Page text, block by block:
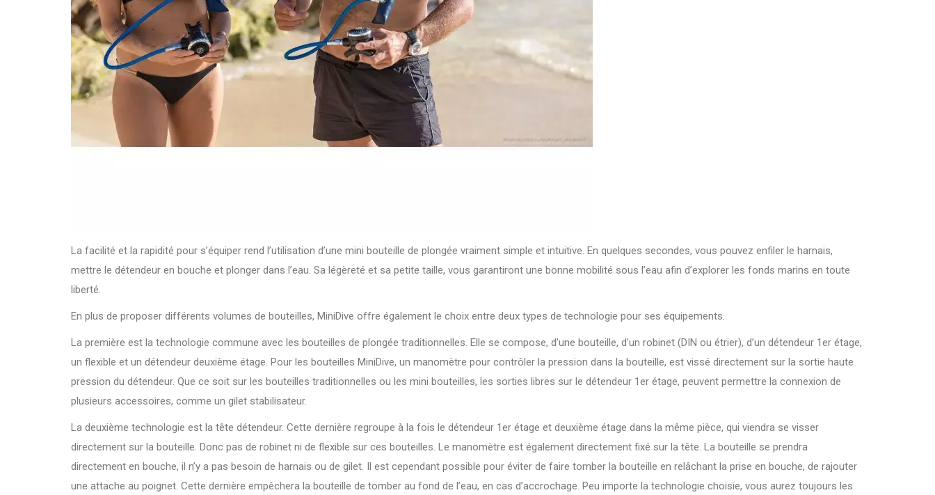
La facilité et la rapidité pour s’équiper rend l’utilisation d’une mini bouteille de plongée vraiment simple et intuitive. En quelques secondes, vous pouvez enfiler le harnais,
mettre le détendeur en bouche et plonger dans l’eau. Sa légèreté et sa petite taille, vous garantiront une bonne mobilité sous l’eau afin d’explorer les fonds marins en toute
liberté.
En plus de proposer différents volumes de bouteilles, MiniDive offre également le choix entre deux types de technologie pour ses équipements.
La première est la technologie commune avec les bouteilles de plongée traditionnelles. Elle se compose, d’une bouteille, d’un robinet (DIN ou étrier), d’un détendeur 1er étage,
un flexible et un détendeur deuxième étage. Pour les bouteilles MiniDive, un manomètre pour contrôler la pression dans la bouteille, est vissé directement sur la sortie haute
pression du détendeur. Que ce soit sur les bouteilles traditionnelles ou les mini bouteilles, les sorties libres sur le détendeur 1er étage, peuvent permettre la connexion de
plusieurs accessoires, comme un gilet stabilisateur.
La deuxième technologie est la tête détendeur. Cette dernière regroupe à la fois le détendeur 1er étage et deuxième étage dans la même pièce, qui viendra se visser
directement sur la bouteille. Donc pas de robinet ni de flexible sur ces bouteilles. Le manomètre est également directement fixé sur la tête. La bouteille se prendra
directement en bouche, il n’y a pas besoin de harnais ou de gilet. Il est cependant possible pour éviter de faire tomber la bouteille en relâchant la prise en bouche, de rajouter
une attache au poignet. Cette dernière empêchera la bouteille de tomber au fond de l’eau, en cas d’accrochage. Peu importe la technologie choisie, vous aurez toujours les